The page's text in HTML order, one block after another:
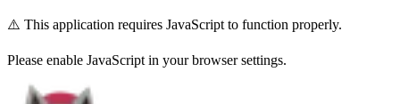
⚠️ This application requires JavaScript to function properly.
Please enable JavaScript in your browser settings.